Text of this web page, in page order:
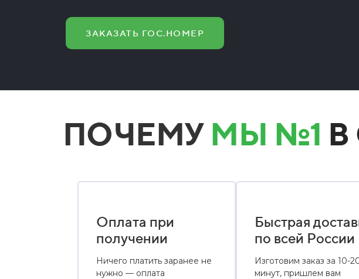
ЗАКАЗАТЬ ГОС.НОМЕР
ПОЧЕМУ МЫ №1 В
Оплата при
получении
Ничего платить заранее не
нужно — оплата
Быстрая
по всей России
Изготовим заказ за 10-
минут, пришлем вам